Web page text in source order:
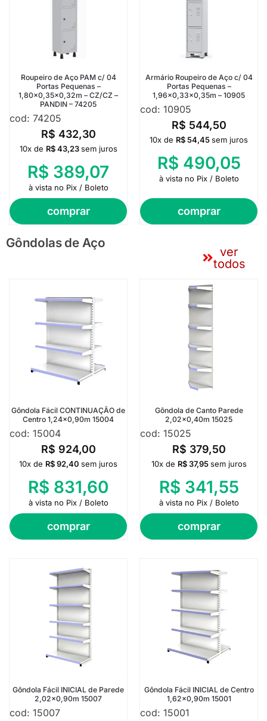
Roupeiro de Aço PAM c/ 04
Portas Pequenas –
1,80×0,35×0,32m – CZ/CZ –
PANDIN – 74205
cod: 74205
R$ 432,30
comprar
10x de R$43,23 sem juros
R$ 389,07
à vista no Pix / Boleto
Armário Roupeiro de Aço c/ 04
Portas Pequenas –
1,96×0,33×0,35m – 10905
cod: 10905
R$ 544,50
comprar
10x de R$54,45sem juros
R$ 490,05
à vista no Pix / Boleto
Gôndolas de Aço
ver
todos
Gôndola Fácil CONTINUAÇÃO de
Centro 1,24×0,90m 15004
cod: 15004
R$ 924,00
comprar
10x de R$92,40 sem juros
R$ 831,60
à vista no Pix / Boleto
Gôndola de Canto Parede
2,02×0,40m 15025
cod: 15025
R$ 379,50
comprar
10x de R$37,95 sem juros
R$ 341,55
à vista no Pix / Boleto
Gôndola Fácil INICIAL de Parede
2,02×0,90m 15007
cod: 15007
Gôndola Fácil INICIAL de Centro
1,62×0,90m 15001
cod: 15001